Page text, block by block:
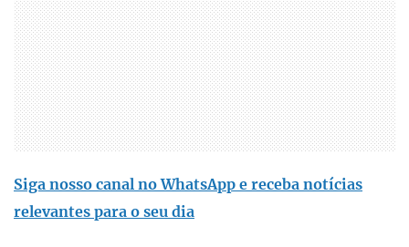
Siga nosso canal no WhatsApp e receba notícias
relevantes para o seu dia